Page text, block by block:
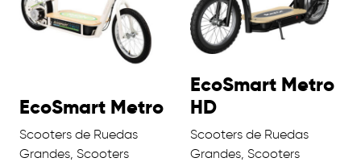
EcoSmart Metro
Scooters de Ruedas
Grandes, Scooters
EcoSmart Metro
HD
Scooters de Ruedas
Grandes, Scooters